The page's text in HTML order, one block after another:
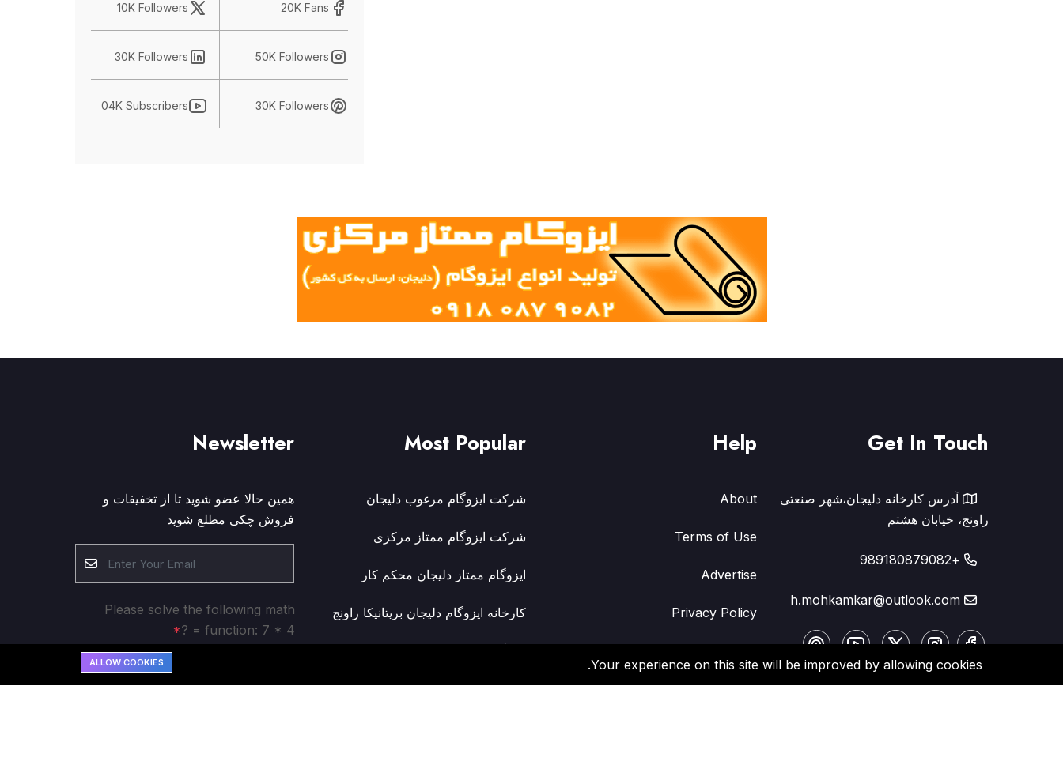
20K Fans
10K Followers
50K Followers
30K Followers
30K Followers
04K Subscribers
Get In Touch
آدرس کارخانه دلیجان،شهر صنعتی
راونج، خیابان هشتم
+989180879082
h.mohkamkar@outlook.com
Help
About
Terms of Use
Advertise
Privacy Policy
Most Popular
شرکت ایزوگام مرغوب دلیجان
شرکت ایزوگام ممتاز مرکزی
ایزوگام ممتاز دلیجان محکم کار
کارخانه ایزوگام دلیجان بریتانیکا راونج
Newsletter
همین حالا عضو شوید تا از تخفیفات و
فروش چکی مطلع شوید
Please solve the following math
function: 7 * 4 = ?
Your experience on this site will be improved by allowing cookies.
ALLOW COOKIES